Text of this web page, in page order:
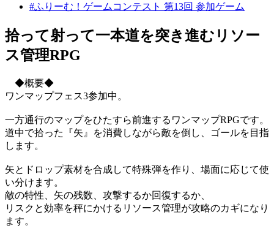
#ふりーむ！ゲームコンテスト 第13回 参加ゲーム
拾って射って一本道を突き進むリソー
ス管理RPG
◆概要◆
ワンマップフェス3参加中。
一方通行のマップをひたすら前進するワンマップRPGです。
道中で拾った『矢』を消費しながら敵を倒し、ゴールを目指
します。
矢とドロップ素材を合成して特殊弾を作り、場面に応じて使
い分けます。
敵の特性、矢の残数、攻撃するか回復するか、
リスクと効率を秤にかけるリソース管理が攻略のカギになり
ます。